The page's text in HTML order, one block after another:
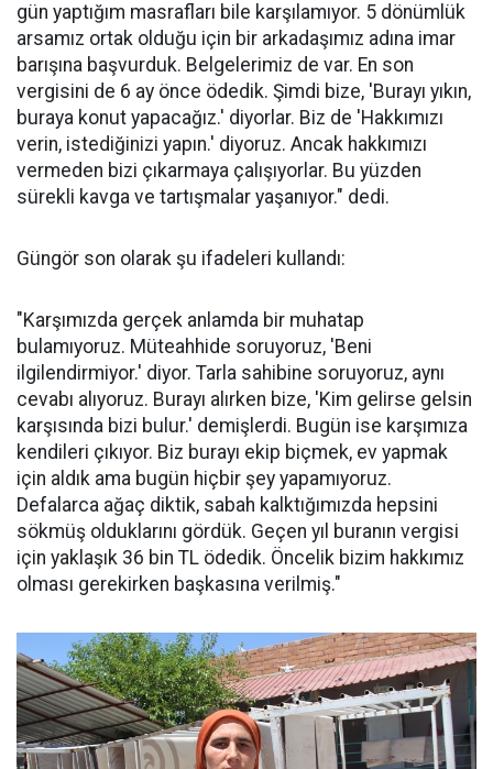
gün yaptığım masrafları bile karşılamıyor. 5 dönümlük
arsamız ortak olduğu için bir arkadaşımız adına imar
barışına başvurduk. Belgelerimiz de var. En son
vergisini de 6 ay önce ödedik. Şimdi bize, 'Burayı yıkın,
buraya konut yapacağız.' diyorlar. Biz de 'Hakkımızı
verin, istediğinizi yapın.' diyoruz. Ancak hakkımızı
vermeden bizi çıkarmaya çalışıyorlar. Bu yüzden
sürekli kavga ve tartışmalar yaşanıyor." dedi.
Güngör son olarak şu ifadeleri kullandı:
"Karşımızda gerçek anlamda bir muhatap
bulamıyoruz. Müteahhide soruyoruz, 'Beni
ilgilendirmiyor.' diyor. Tarla sahibine soruyoruz, aynı
cevabı alıyoruz. Burayı alırken bize, 'Kim gelirse gelsin
karşısında bizi bulur.' demişlerdi. Bugün ise karşımıza
kendileri çıkıyor. Biz burayı ekip biçmek, ev yapmak
için aldık ama bugün hiçbir şey yapamıyoruz.
Defalarca ağaç diktik, sabah kalktığımızda hepsini
sökmüş olduklarını gördük. Geçen yıl buranın vergisi
için yaklaşık 36 bin TL ödedik. Öncelik bizim hakkımız
olması gerekirken başkasına verilmiş."